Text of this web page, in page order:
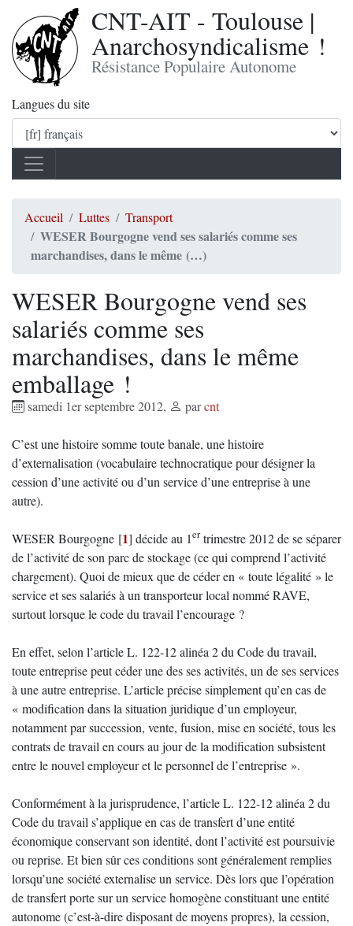
CNT-AIT - Toulouse |
Anarchosyndicalisme !
Résistance Populaire Autonome
Langues du site
Accueil Luttes Transport
WESER Bourgogne vend ses salariés comme ses
marchandises, dans le même (…)
WESER Bourgogne vend ses
salariés comme ses
marchandises, dans le même
emballage !
samedi 1er septembre 2012, parcnt
C’est une histoire somme toute banale, une histoire
d’externalisation (vocabulaire technocratique pour désigner la
cession d’une activité ou d’un service d’une entreprise à une
autre).
WESER Bourgogne [1] décide au 1er trimestre 2012 de se séparer
de l’activité de son parc de stockage (ce qui comprend l’activité
chargement). Quoi de mieux que de céder en « toute légalité » le
service et ses salariés à un transporteur local nommé RAVE,
surtout lorsque le code du travail l’encourage ?
En effet, selon l’article L. 122-12 alinéa 2 du Code du travail,
toute entreprise peut céder une des ses activités, un de ses services
à une autre entreprise. L’article précise simplement qu’en cas de
« modification dans la situation juridique d’un employeur,
notamment par succession, vente, fusion, mise en société, tous les
contrats de travail en cours au jour de la modification subsistent
entre le nouvel employeur et le personnel de l’entreprise ».
Conformément à la jurisprudence, l’article L. 122-12 alinéa 2 du
Code du travail s’applique en cas de transfert d’une entité
économique conservant son identité, dont l’activité est poursuivie
ou reprise. Et bien sûr ces conditions sont généralement remplies
lorsqu’une société externalise un service. Dès lors que l’opération
de transfert porte sur un service homogène constituant une entité
autonome (c’est-à-dire disposant de moyens propres), la cession,